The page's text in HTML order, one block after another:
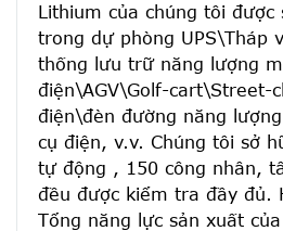
Lithium của chúng tôi được
trong dự phòng UPS\Tháp
thống lưu trữ năng lượng
điện\AGV\Golf-cart\Street-
điện\đèn đường năng
cụ điện, v.v. Chúng tôi sở
tự động , 150 công nhân,
đều được kiểm tra đầy đủ.
Tổng năng lực sản xuất